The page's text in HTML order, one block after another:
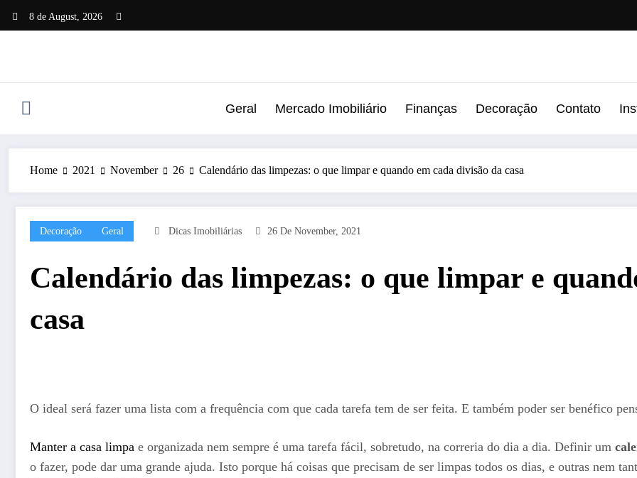
8 de August, 2026
Geral Mercado Imobiliário Finanças Decoração Contato
Home 2021 November 26 Calendário das limpezas: o que limpar e quando em cada divisão da casa
Decoração Geral Dicas Imobiliárias 26 De November, 2021
Calendário das limpezas: o que limpar e
casa
O ideal será fazer uma lista com a frequência com que cada tarefa tem de ser feita. E também poder ser benéfico
Manter a casa limpa e organizada nem sempre é uma tarefa fácil, sobretudo, na correria do dia a dia. Definir um
o fazer, pode dar uma grande ajuda. Isto porque há coisas que precisam de ser limpas todos os dias, e outras nem